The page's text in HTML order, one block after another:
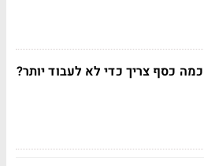
כמה כסף צריך כדי לא לעבוד יותר?